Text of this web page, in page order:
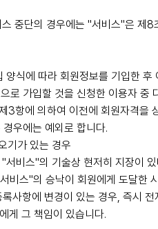
중단의 경우에는 "서비스"은 제
양식에 따라 회원정보를 기입한
로 가입할 것을 신청한 이용자 중
3항에 의하여 이전에 회원자격을
우에는 예외로 합니다.
기가 있는 경우
비스"의 기술상 현저히 지장이
비스"의 승낙이 회원에게 도달한
사항에 변경이 있는 경우, 즉시
게 그 책임이 있습니다.